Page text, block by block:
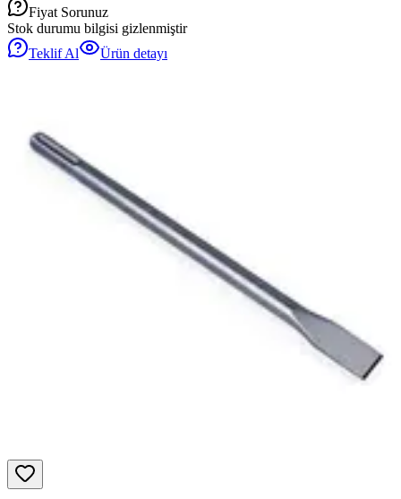
Fiyat Sorunuz
Stok durumu bilgisi gizlenmiştir
Teklif Al
Ürün detayı